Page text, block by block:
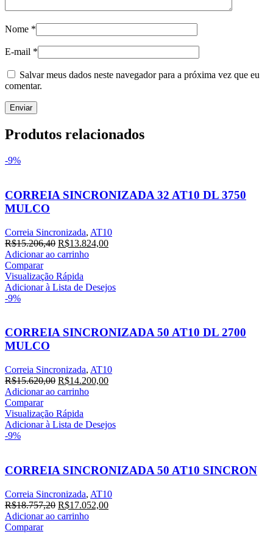
Nome *
E-mail *
Salvar meus dados neste navegador para a próxima vez que eu
comentar.
Produtos relacionados
-9%
CORREIA SINCRONIZADA 32 AT10 DL 3750
MULCO
Correia Sincronizada, AT10
R$15.206,40 O
preço
era:
R$15.206,40.
R$13.824,00O
R$13.824,00.
Adicionar ao carrinho
Comparar
Visualização Rápida
Adicionar à Lista de Desejos
-9%
CORREIA SINCRONIZADA 50 AT10 DL 2700
MULCO
Correia Sincronizada, AT10
R$15.620,00 O
preço
era:
R$15.620,00.
R$14.200,00O
R$14.200,00.
Adicionar ao carrinho
Comparar
Visualização Rápida
Adicionar à Lista de Desejos
-9%
CORREIA SINCRONIZADA 50 AT10 SINCRON
Correia Sincronizada, AT10
R$18.757,20 O
preço
R$17.052,00O
Adicionar ao carrinho
Comparar